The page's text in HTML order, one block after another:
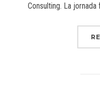
Consulting. La